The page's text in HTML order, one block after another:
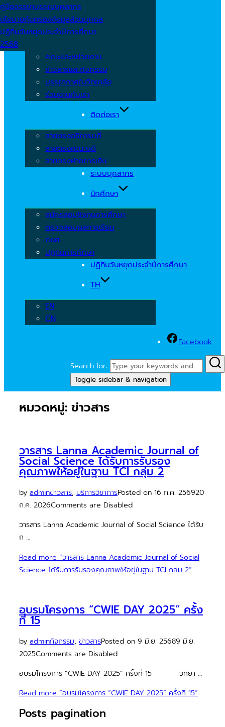
คู่มือจรรยาบรรณบุคลากร
นโยบายคุ้มครองข้อมูลส่วนบุคคล
ปฏิทินวันหยุดประจำปีการศึกษา
2568
คณะและหน่วยงาน
ข่าวสารและกิจกรรม
บรรยากาศในวิทยาลัย
ร่วมงานกับเรา
ติดต่อเรา
สายตรงอธิการบดี
สายตรงคณะบดี
สายตรงฝ่ายการเงิน
ระบบบุคลากร
นักศึกษา
สมัครสอบชิงทุนการศึกษา
ตรวจสอบผลการเรียน
กยศ.
ปฏิทินการศึกษา
ปฏิทินวันหยุดประจำปีการศึกษา
TH
EN
CN
Facebook
Search for:
Toggle sidebar & navigation
หมวดหมู่: ข่าวสาร
วารสาร Lanna Academic Journal of
Social Science ได้รับการรับรอง
คุณภาพให้อยู่ในฐาน TCI กลุ่ม 2
by adminข่าวสาร, บริการวิชาการPosted on 16 ก.ค. 256920
ก.ค. 2026Comments are Disabled
วารสาร Lanna Academic Journal of Social Science ได้รับ
ก …
Read more “วารสาร Lanna Academic Journal of Social
Science ได้รับการรับรองคุณภาพให้อยู่ในฐาน TCI กลุ่ม 2”
อบรมโครงการ “CWIE DAY 2025” ครั้ง
ที่ 15
by adminกิจกรรม, ข่าวสารPosted on 9 มิ.ย. 25689 มิ.ย.
2025Comments are Disabled
อบรมโครงการ “CWIE DAY 2025” ครั้งที่ 15 วิทยา …
Read more “อบรมโครงการ “CWIE DAY 2025” ครั้งที่ 15”
Posts pagination